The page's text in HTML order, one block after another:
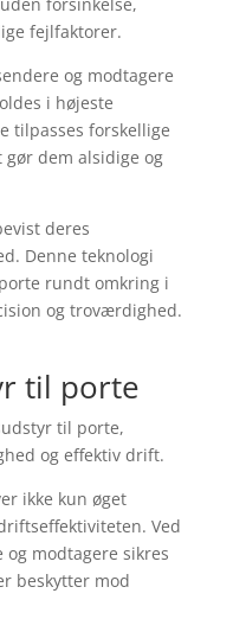
fejlfaktorer.
og modtagere
i højeste
tilpasses forskellige
dem alsidige og
deres
Denne teknologi
rundt omkring i
og troværdighed.
til porte
til porte,
og effektiv drift.
ikke kun øget
Ved
modtagere sikres
beskytter mod